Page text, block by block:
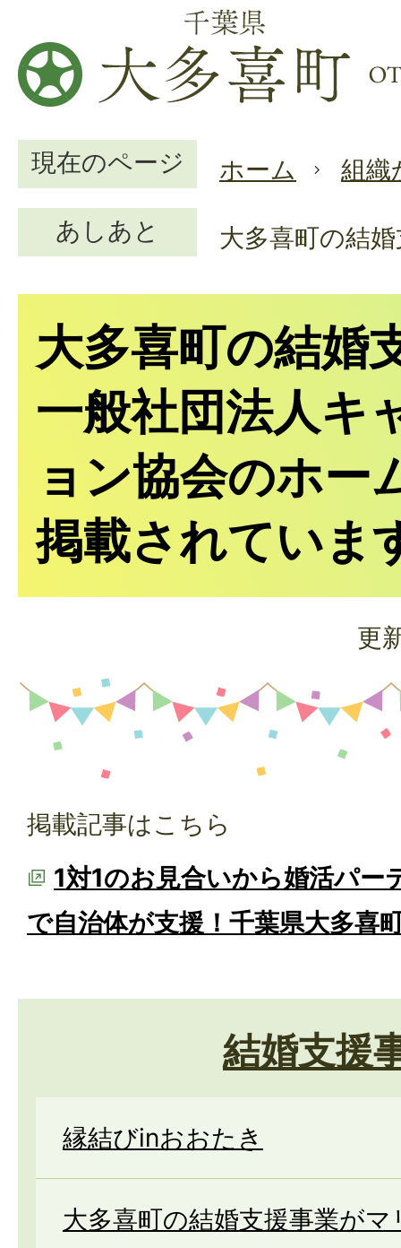
現在のページ ホーム
組織
あしあと
大多喜町の結
大多喜町の結婚
一般社団法人キ
ョン協会のホー
掲載されていま
更
掲載記事はこちら
1対1のお見合いから婚活パー
で自治体が支援！千葉県大多喜
結婚支援
縁結びinおおたき
大多喜町の結婚支援事業が